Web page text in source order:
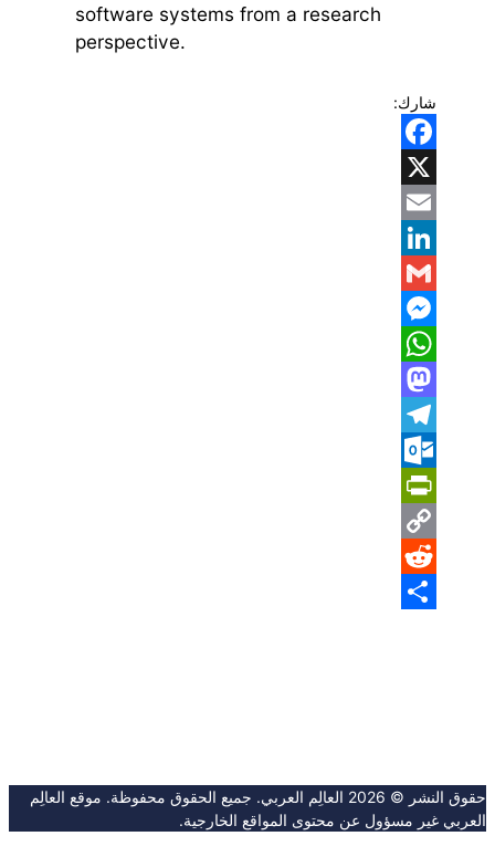
software systems from a research
perspective.
شارك:
Facebook
X
Email
LinkedIn
Gmail
Messenger
WhatsApp
Mastodon
Telegram
Outlook.com
PrintFriendly
Copy
Link
Reddit
حقوق النشر © 2026 العالِم العربي. جميع الحقوق محفوظة. موقع العالِم
العربي غير مسؤول عن محتوى المواقع الخارجية.